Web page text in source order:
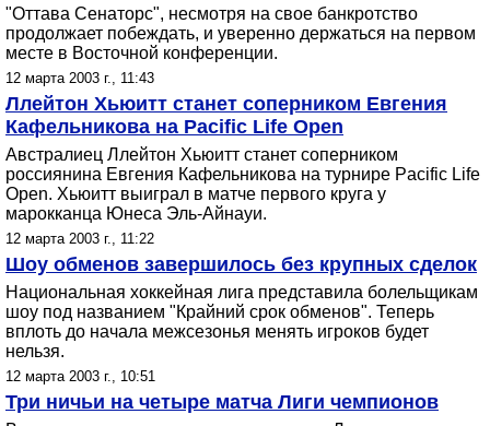
"Оттава Сенаторс", несмотря на свое банкротство
продолжает побеждать, и уверенно держаться на первом
месте в Восточной конференции.
12 марта 2003 г., 11:43
Ллейтон Хьюитт станет соперником Евгения
Кафельникова на Pacific Life Open
Австралиец Ллейтон Хьюитт станет соперником
россиянина Евгения Кафельникова на турнире Pacific Life
Open. Хьюитт выиграл в матче первого круга у
марокканца Юнеса Эль-Айнауи.
12 марта 2003 г., 11:22
Шоу обменов завершилось без крупных сделок
Национальная хоккейная лига представила болельщикам
шоу под названием "Крайний срок обменов". Теперь
вплоть до начала межсезонья менять игроков будет
нельзя.
12 марта 2003 г., 10:51
Три ничьи на четыре матча Лиги чемпионов